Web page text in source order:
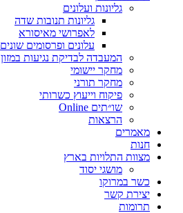
גליונות ועלונים
גליונות תנובות שדה
לאפרושי מאיסורא
עלונים ופרסומים שונים
המעבדה לבדיקת נגיעות במזון
מחקר יישומי
מחקר תורני
פיקוח וייעוץ כשרותי
שו״תים Online
הרצאות
מאמרים
חנות
מצוות התלויות בארץ
מושגי יסוד
כשר במרוקו
יצירת קשר
תרומות